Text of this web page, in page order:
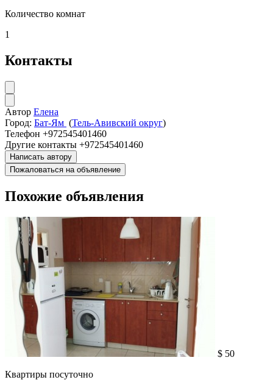
Количество комнат
1
Контакты
Автор Елена
Город: Бат-Ям (Тель-Авивский округ)
Телефон +972545401460
Другие контакты +972545401460
Написать автору
Пожаловаться на объявление
Похожие объявления
$ 50
Квартиры посуточно